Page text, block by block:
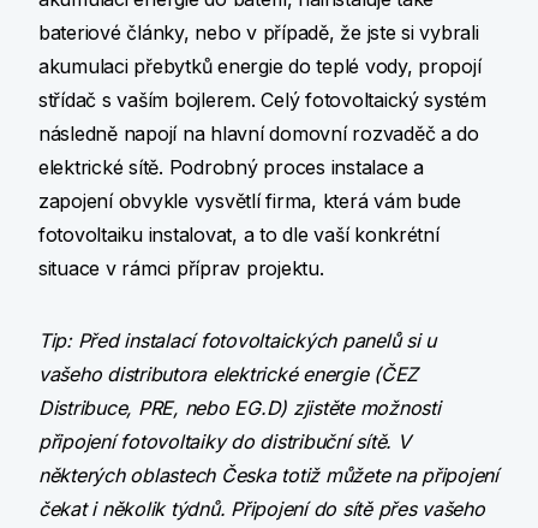
bateriové články, nebo v případě, že jste si vybrali
akumulaci přebytků energie do teplé vody, propojí
střídač s vaším bojlerem. Celý fotovoltaický systém
následně napojí na hlavní domovní rozvaděč a do
elektrické sítě. Podrobný proces instalace a
zapojení obvykle vysvětlí firma, která vám bude
fotovoltaiku instalovat, a to dle vaší konkrétní
situace v rámci příprav projektu.
Tip: Před instalací fotovoltaických panelů si u
vašeho distributora elektrické energie (ČEZ
Distribuce, PRE, nebo EG.D) zjistěte možnosti
připojení fotovoltaiky do distribuční sítě. V
některých oblastech Česka totiž můžete na připojení
čekat i několik týdnů. Připojení do sítě přes vašeho